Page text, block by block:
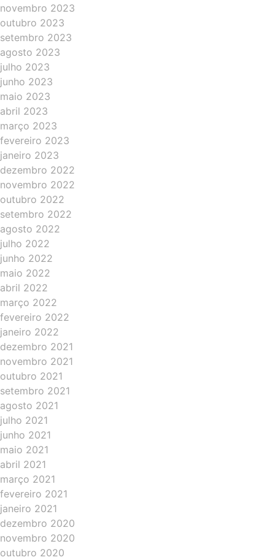
novembro 2023
outubro 2023
setembro 2023
agosto 2023
julho 2023
junho 2023
maio 2023
abril 2023
março 2023
fevereiro 2023
janeiro 2023
dezembro 2022
novembro 2022
outubro 2022
setembro 2022
agosto 2022
julho 2022
junho 2022
maio 2022
abril 2022
março 2022
fevereiro 2022
janeiro 2022
dezembro 2021
novembro 2021
outubro 2021
setembro 2021
agosto 2021
julho 2021
junho 2021
maio 2021
abril 2021
março 2021
fevereiro 2021
janeiro 2021
dezembro 2020
novembro 2020
outubro 2020